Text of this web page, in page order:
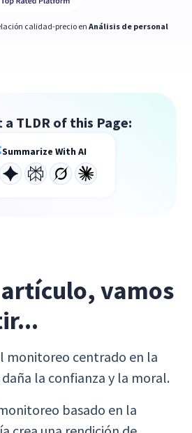
calidad-precio en Análisis de personal
a TLDR of this Page:
Summarize With AI
artículo, vamos
monitoreo centrado en la
la confianza y la moral.
basado en la